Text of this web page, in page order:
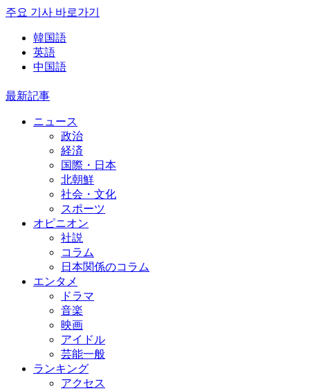
주요 기사 바로가기
韓国語
英語
中国語
最新記事
ニュース
政治
経済
国際・日本
北朝鮮
社会・文化
スポーツ
オピニオン
社説
コラム
日本関係のコラム
エンタメ
ドラマ
音楽
映画
アイドル
芸能一般
ランキング
アクセス